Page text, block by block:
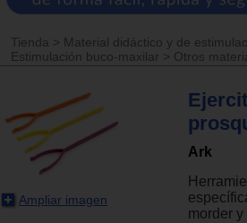
Tienda > Material didáctico y de
Estimulación buco-maxilar > Otros
Ampliar imagen
Ark
morder